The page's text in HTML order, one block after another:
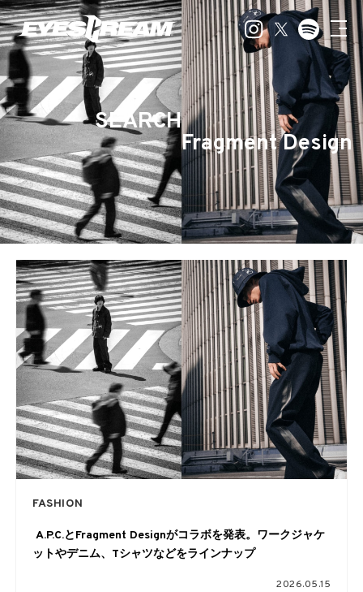
SEARCH
Fragment Design
FASHION
A.P.C.とFragment Designがコラボを発表。ワークジャケ
ットやデニム、Tシャツなどをラインナップ
2026.05.15